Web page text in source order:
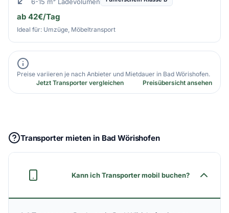
6-15 m³ Ladevolumen
ab 42€/Tag
Ideal für: Umzüge, Möbeltransport
Preise variieren je nach Anbieter und Mietdauer in Bad Wörishofen.
Jetzt Transporter vergleichen
Preisübersicht ansehen
Transporter mieten in Bad Wörishofen
Kann ich Transporter mobil buchen?